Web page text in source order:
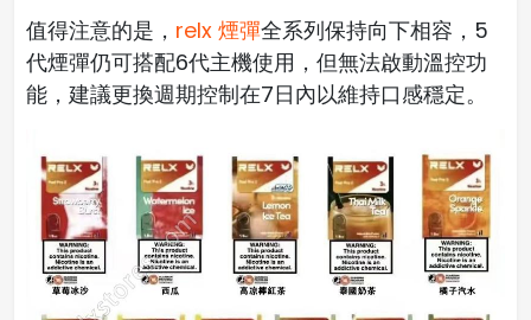
值得注意的是， relx 煙彈全系列保持向下相容，5
代煙彈仍可搭配6代主機使用，但無法啟動溫控功
能，建議更換週期控制在7日內以維持口感穩定。